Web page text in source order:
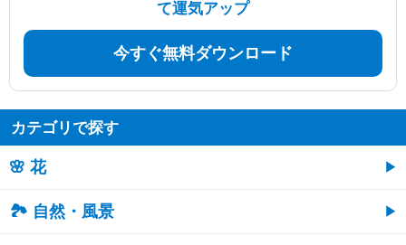
て運気アップ
今すぐ無料ダウンロード
カテゴリで探す
🌸 花
🏞️ 自然・風景